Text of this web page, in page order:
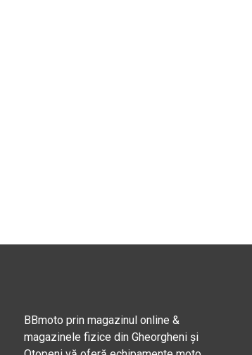
BBmoto prin magazinul online &
magazinele fizice din Gheorgheni și